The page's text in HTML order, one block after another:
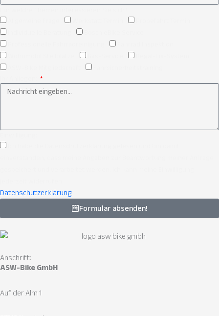
Datenschutzerklärung
Formular absenden!
Anschrift:
ASW-Bike GmbH
Auf der Alm 1